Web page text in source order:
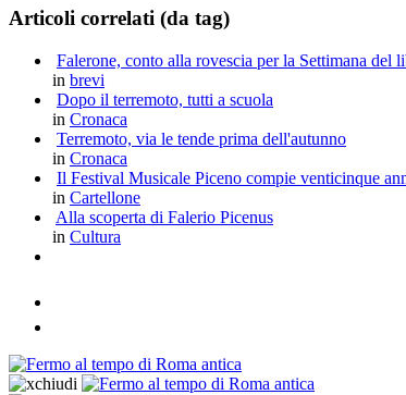
Articoli correlati (da tag)
Falerone, conto alla rovescia per la Settimana del
in brevi
Dopo il terremoto, tutti a scuola
in Cronaca
Terremoto, via le tende prima dell'autunno
in Cronaca
Il Festival Musicale Piceno compie venticinque
in Cartellone
Alla scoperta di Falerio Picenus
in Cultura